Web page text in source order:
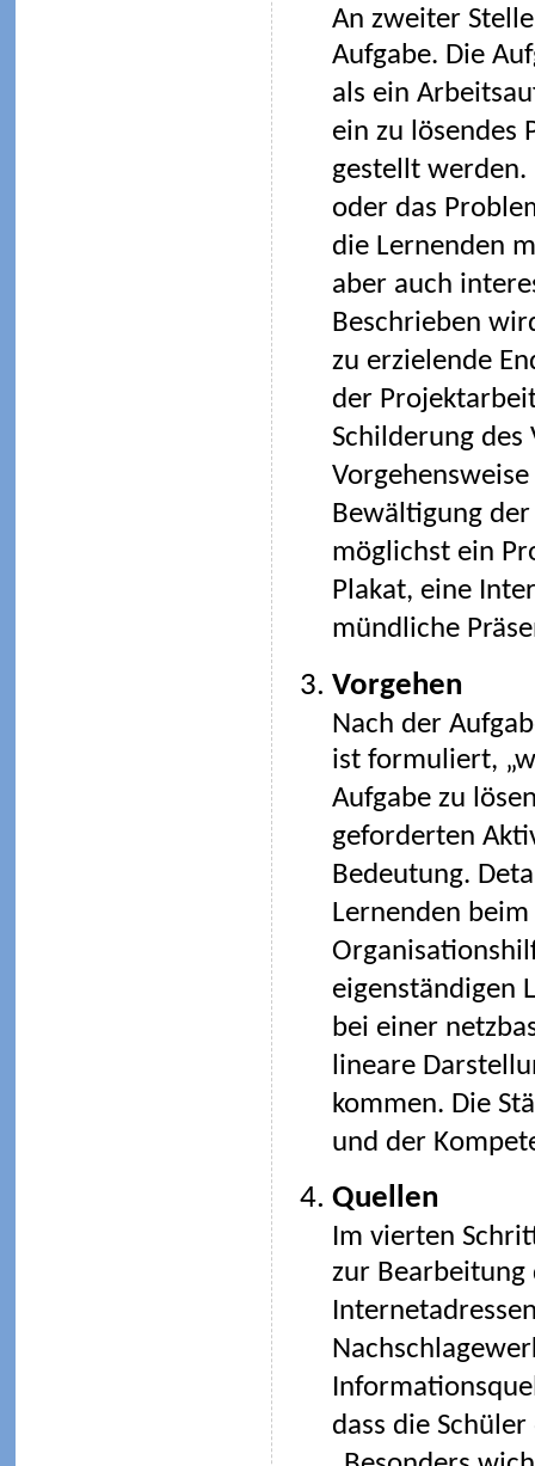
An zweiter
Aufgabe. Die
als ein
ein zu lösendes
gestellt werden.
oder das
die Lernenden
aber auch
Beschrieben
zu erzielende
der
Schilderung des
Bewältigung
möglichst ein
Plakat, eine
mündliche
Vorgehen
Nach der
ist formuliert,
Aufgabe zu
geforderten
Bedeutung.
Lernenden
eigenständigen
bei einer
lineare
kommen. Die
und der
Quellen
Im vierten
zur Bearbeitung
dass die